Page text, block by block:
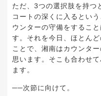
ただ、3つの選択肢を持つ
コートの深くに入るとい
ウンターの守備をするこ
す。それを今日、ほとん
ことで、湘南はカウンタ
思います。そこも合わせ
ます。
──次節に向けて。